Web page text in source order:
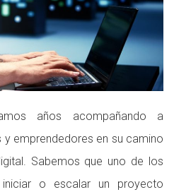
años acompañando a
emprendedores en su camino
Sabemos que uno de los
o escalar un proyecto